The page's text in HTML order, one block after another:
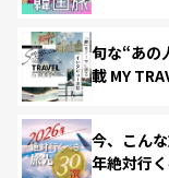
旬な“あの
載 MY
今、こん
年絶対行